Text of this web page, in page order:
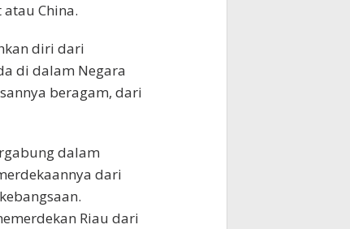
China.
diri dari
di dalam Negara
beragam, dari
dalam
dari
Riau dari